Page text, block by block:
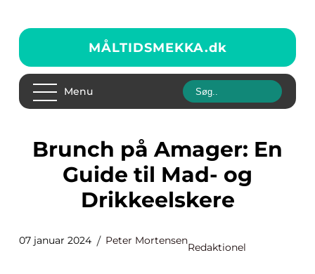
MÅLTIDSMEKKA.dk
Menu
Brunch på Amager: En
Guide til Mad- og
Drikkeelskere
07 januar 2024 Peter Mortensen
Redaktionel